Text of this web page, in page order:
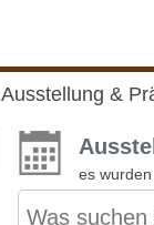
Ausstellung &
es wurden